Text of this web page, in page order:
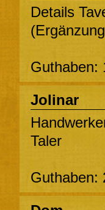
Details
Guthaben:
Jolinar
Taler
Guthaben: